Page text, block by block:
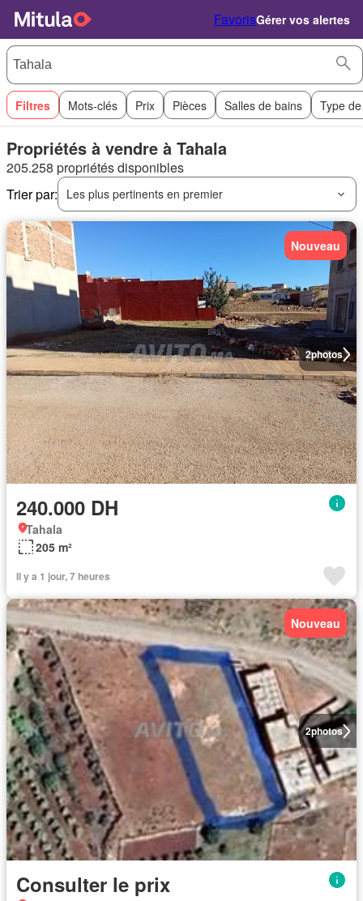
FavorisGérer vos alertes
Filtres Mots-clés Prix Pièces Salles de bains Type
Propriétés à vendre à Tahala
205.258 propriétés disponibles
Trier par:
Les plus pertinents en premier
2photos
Nouveau
240.000 DH
Tahala
205 m²
Il y a 1 jour, 7 heures
2photos
Nouveau
Consulter le prix